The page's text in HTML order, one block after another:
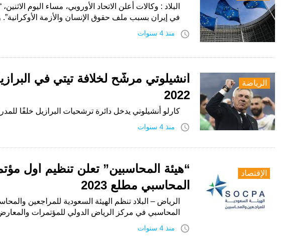
في إيران بسبب ملف حقوق الإنسان والأزمة
access_time منذ 4 سنوات
الرياضة
أنشيلوتي مرشّح لخلافة تيتي في
2022
كارلو أنشيلوتي يدخل دائرة ترشحيات البرازيل خلفًا
access_time منذ 4 سنوات
الإقتصاد
“هيئة المحاسبين” تعلن تنظيم أول
المحاسبي مطلع 2023
الرياض – البلاد تنظم الهيئة السعودية للمراجعين
المحاسبي في مركز الرياض الدولي للمؤتمرات والمعارض خلال
access_time منذ 4 سنوات